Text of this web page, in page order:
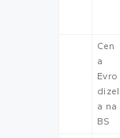
Cen
a
Evro
dizel
a na
BS